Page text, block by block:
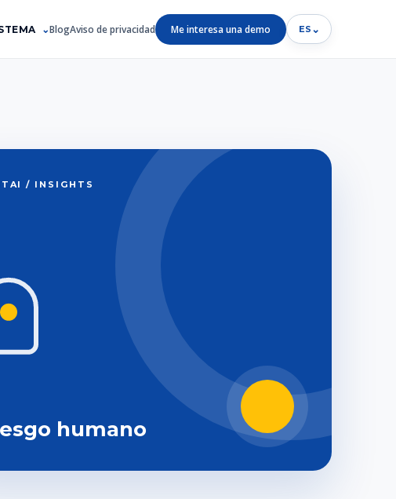
BlogAviso de privacidad Me interesa una demo ES ⌄
/ INSIGHTS
humano